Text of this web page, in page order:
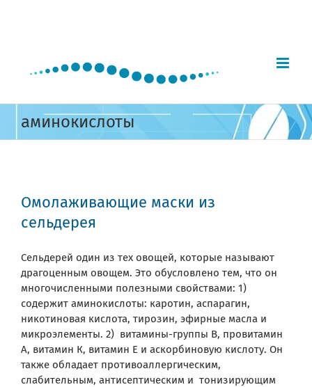
аминокислоты
Омолаживающие маски из
сельдерея
Сельдерей один из тех овощей, которые называют
драгоценным овощем. Это обусловлено тем, что он
многочисленными полезными свойствами: 1)
содержит аминокислоты: каротин, аспарагин,
никотиновая кислота, тирозин, эфирные масла и
микроэлементы. 2) витамины-группы В, провитамин
А, витамин К, витамин Е и аскорбиновую кислоту. Он
также обладает противоаллергическим,
слабительным, антисептическим и тонизирующим